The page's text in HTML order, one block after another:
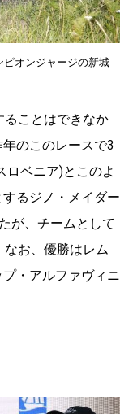
ピオンジャージの新城
ることはできなか
のこのレースで3
ロベニア)とこのよ
るジノ・メイダー
が、チームとして
お、優勝はレム
・アルファヴィニ